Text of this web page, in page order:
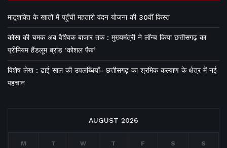
मातृशक्ति के खातों में पहुँची महतारी वंदन योजना की 30वीं किस्त
कोसा की चमक अब वैश्विक बाजार तक : मुख्यमंत्री ने लॉन्च किया छत्तीसगढ़ का
प्रीमियम हैंडलूम ब्रांड ‘कोशल फैब’
विशेष लेख : ढाई साल की उपलब्धियाँ- छत्तीसगढ़ का श्रमिक कल्याण के क्षेत्र में नई
पहचान
AUGUST 2026
M T W T F S S